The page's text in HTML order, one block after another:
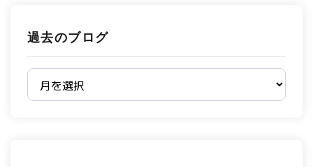
過去のブログ
過去のブログ